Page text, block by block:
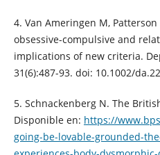
4. Van Ameringen M, Patterson
obsessive-compulsive and
implications of new criteria.
31(6):487-93. doi: 10.1002/
5. Schnackenberg N. The
Disponible en: https://
going-be-lovable-grounded-